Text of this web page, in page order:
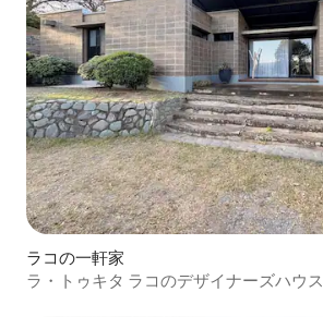
ラコの一軒家
ラ・トゥキタ ラコのデザイナーズハウス